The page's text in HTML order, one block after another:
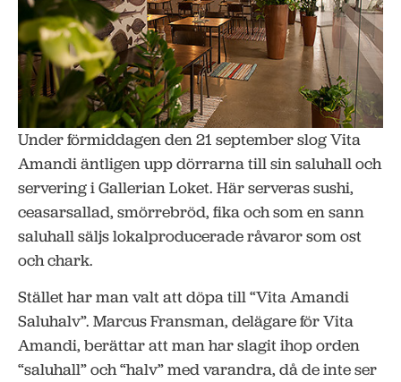
Under förmiddagen den 21 september slog Vita
Amandi äntligen upp dörrarna till sin saluhall och
servering i Gallerian Loket. Här serveras sushi,
ceasarsallad, smörrebröd, fika och som en sann
saluhall säljs lokalproducerade råvaror som ost
och chark.
Stället har man valt att döpa till “Vita Amandi
Saluhalv”. Marcus Fransman, delägare för Vita
Amandi, berättar att man har slagit ihop orden
“saluhall” och “halv” med varandra, då de inte ser